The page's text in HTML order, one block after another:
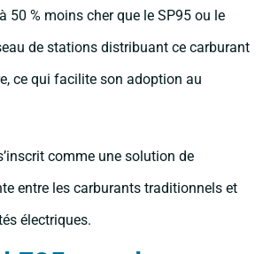
50 % moins cher que le SP95 ou le
de stations distribuant ce carburant
ce qui facilite son adoption au
comme une solution de
entre les carburants traditionnels et
électriques.